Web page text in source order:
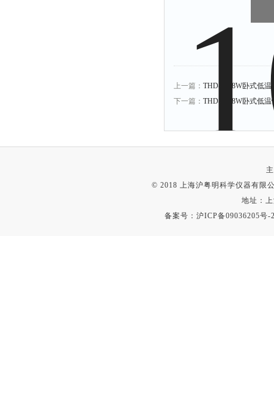
上一篇： THD-1008W卧式低温
下一篇： THD-3008W卧式低温
© 2018 上海沪粤明科学仪器有限
地址：
备案号：沪ICP备09036205号-